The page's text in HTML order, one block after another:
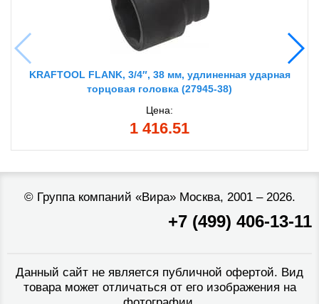
KRAFTOOL FLANK, 3/4″, 38 мм, удлиненная ударная
торцовая головка (27945-38)
Цена:
1 416.51
© Группа компаний «Вира»Москва, 2001 – 2026.
+7 (499) 406-13-11
Данный сайт не является публичной офертой. Вид
товара может отличаться от его изображения на